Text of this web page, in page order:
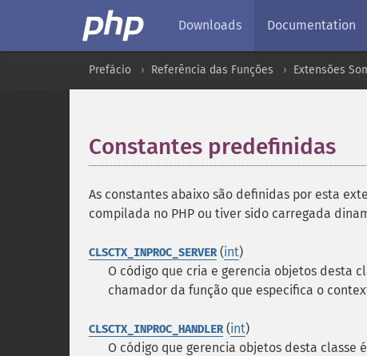
Downloads Documentation
Prefácio Referência das Funções Extensões
Constantes predefinidas
As constantes abaixo são definidas por esta
compilada no PHP ou tiver sido carregada
CLSCTX_INPROC_SERVER(int)
O código que cria e gerencia objetos desta
chamador da função que especifica o
CLSCTX_INPROC_HANDLER(int)
O código que gerencia objetos desta classe